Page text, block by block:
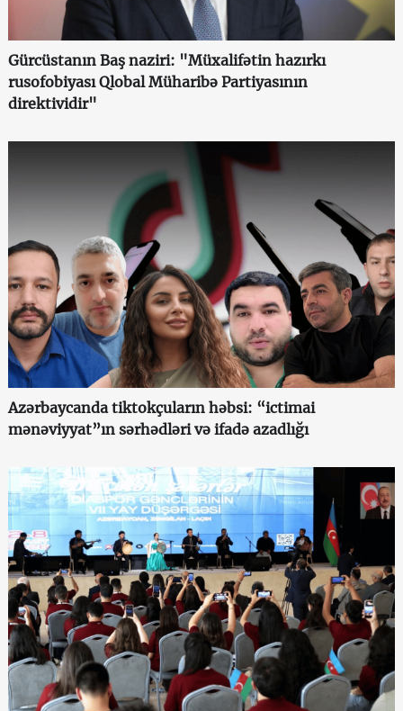
Gürcüstanın Baş naziri: "Müxalifətin hazırkı
rusofobiyası Qlobal Müharibə Partiyasının
direktividir"
Azərbaycanda tiktokçuların həbsi: “ictimai
mənəviyyat”ın sərhədləri və ifadə azadlığı